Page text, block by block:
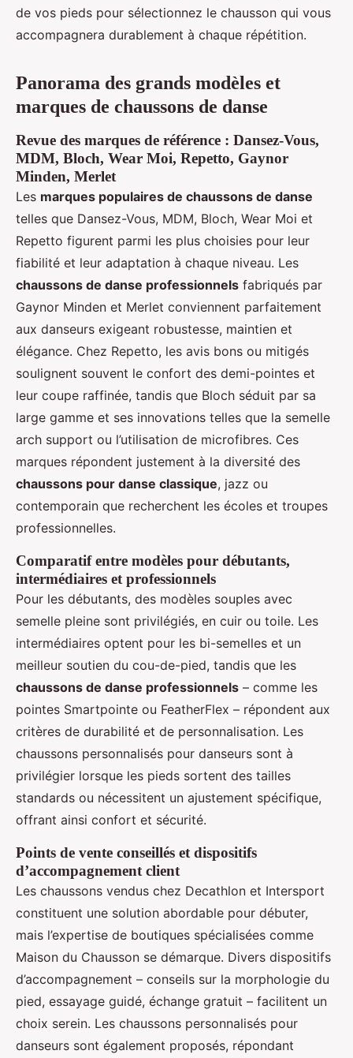
de vos pieds pour sélectionnez le chausson qui vous
accompagnera durablement à chaque répétition.
Panorama des grands modèles et
marques de chaussons de danse
Revue des marques de référence : Dansez-Vous,
MDM, Bloch, Wear Moi, Repetto, Gaynor
Minden, Merlet
Les marques populaires de chaussons de danse
telles que Dansez-Vous, MDM, Bloch, Wear Moi et
Repetto figurent parmi les plus choisies pour leur
fiabilité et leur adaptation à chaque niveau. Les
chaussons de danse professionnels fabriqués par
Gaynor Minden et Merlet conviennent parfaitement
aux danseurs exigeant robustesse, maintien et
élégance. Chez Repetto, les avis bons ou mitigés
soulignent souvent le confort des demi-pointes et
leur coupe raffinée, tandis que Bloch séduit par sa
large gamme et ses innovations telles que la semelle
arch support ou l’utilisation de microfibres. Ces
marques répondent justement à la diversité des
chaussons pour danse classique, jazz ou
contemporain que recherchent les écoles et troupes
professionnelles.
Comparatif entre modèles pour débutants,
intermédiaires et professionnels
Pour les débutants, des modèles souples avec
semelle pleine sont privilégiés, en cuir ou toile. Les
intermédiaires optent pour les bi-semelles et un
meilleur soutien du cou-de-pied, tandis que les
chaussons de danse professionnels – comme les
pointes Smartpointe ou FeatherFlex – répondent aux
critères de durabilité et de personnalisation. Les
chaussons personnalisés pour danseurs sont à
privilégier lorsque les pieds sortent des tailles
standards ou nécessitent un ajustement spécifique,
offrant ainsi confort et sécurité.
Points de vente conseillés et dispositifs
d’accompagnement client
Les chaussons vendus chez Decathlon et Intersport
constituent une solution abordable pour débuter,
mais l’expertise de boutiques spécialisées comme
Maison du Chausson se démarque. Divers dispositifs
d’accompagnement – conseils sur la morphologie du
pied, essayage guidé, échange gratuit – facilitent un
choix serein. Les chaussons personnalisés pour
danseurs sont également proposés, répondant